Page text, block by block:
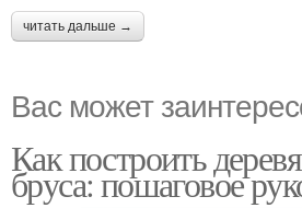
читать дальше →
Вас может
Как построить
бруса: пошаговое